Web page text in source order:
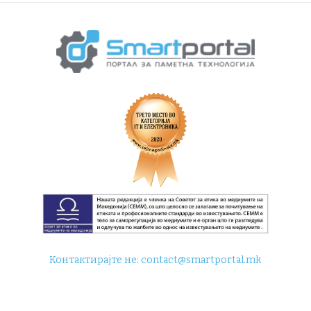
Контактирајте не:contact@smartportal.mk